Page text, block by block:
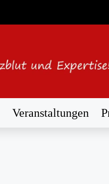
Veranstaltungen